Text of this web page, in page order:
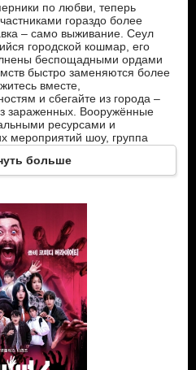
по любви, теперь
гораздо более
– само выживание. Сеул
городской кошмар, его
беспощадными ордами
быстро заменяются более
вместе,
и сбегайте из города –
зараженных. Вооружённые
ресурсами и
мероприятий шоу, группа
местности, кишащей
и заброшенное здание
больше